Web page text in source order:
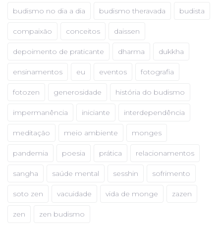
budismo no dia a dia budismo theravada budista
compaixão conceitos daissen
depoimento de praticante dharma dukkha
ensinamentos eu eventos fotografia
fotozen generosidade história do budismo
impermanência iniciante interdependência
meditação meio ambiente monges
pandemia poesia prática relacionamentos
sangha saúde mental sesshin sofrimento
soto zen vacuidade vida de monge zazen
zen zen budismo